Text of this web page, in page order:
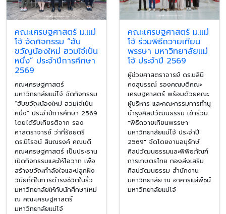
คณะเศรษฐศาสตร์ ม.แม่
โจ้ จัดกิจกรรม “ฮับ
ขวัญน้องใหม่ ฮวมใจ๋เป๋น
หนึ่ง” ประจำปีการศึกษา
2569
คณะเศรษฐศาสตร์
มหาวิทยาลัยแม่โจ้ จัดกิจกรรม
“ฮับขวัญน้องใหม่ ฮวมใจ๋เป๋น
หนึ่ง” ประจำปีการศึกษา 2569
โดยได้รับเกียรติจาก รอง
ศาสตราจารย์ ว่าที่ร้อยตรี
ดร.นิโรจน์ สินณรงค์ คณบดี
คณะเศรษฐศาสตร์ เป็นประธาน
เปิดกิจกรรมและให้โอวาท เพื่อ
สร้างขวัญกำลังใจและปลูกฝัง
วินัยที่ดีในการดำรงชีวิตในรั้ว
มหาวิทยาลัยให้กับนักศึกษาใหม่
ณ คณะเศรษฐศาสตร์
มหาวิทยาลัยแม่โจ้
คณะเศรษฐศาสตร์ ม.แม่
โจ้ ร่วมพิธีถวายเทียน
พรรษา มหาวิทยาลัยแม่
โจ้ ประจำปี 2569
ผู้ช่วยศาสตราจารย์ ดร.นลินี
คงสุบรรณ์ รองคณบดีคณะ
เศรษฐศาสตร์ พร้อมด้วยคณะ
ผู้บริหาร และคณะกรรมการทำนุ
บำรุงศิลปวัฒนธรรม เข้าร่วม
"พิธีถวายเทียนพรรษา
มหาวิทยาลัยแม่โจ้ ประจำปี
2569" จัดโดยงานอนุรักษ์
ศิลปวัฒนธรรมและพิพิธภัณฑ์
การเกษตรไทย กองส่งเสริม
ศิลปวัฒนธรรม สำนักงาน
มหาวิทยาลัย ณ อาคารแผ่พืชน์
มหาวิทยาลัยแม่โจ้